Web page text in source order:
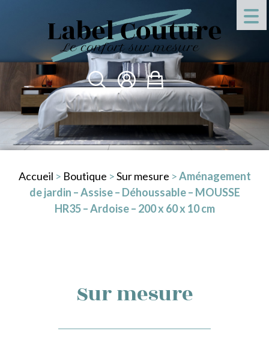
Accueil > Boutique >Sur mesure >Aménagement
de jardin – Assise – Déhoussable – MOUSSE
HR35 – Ardoise – 200 x 60 x 10 cm
Sur mesure